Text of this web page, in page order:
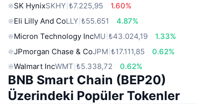
SK HynixSKHY ₺7.225,95
1.60%
Eli Lilly And CoLLY ₺55.651
4.87%
Micron Technology IncMU ₺43.024,19
1.33%
JPmorgan Chase & CoJPM ₺17.111,85
0.62%
Walmart IncWMT ₺5.338,72 0.62%
BNB Smart Chain (BEP20)
Üzerindeki Popüler Tokenler